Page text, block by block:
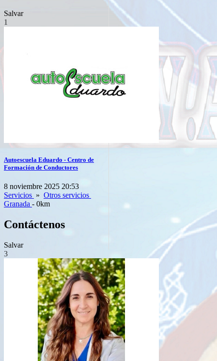
Salvar
1
Autoescuela Eduardo - Centro de
Formación de Conductores
8 noviembre 2025 20:53
Servicios » Otros servicios
Granada - 0km
Contáctenos
Salvar
3